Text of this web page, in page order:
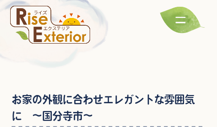
お家の外観に合わせエレガントな雰囲気
に ～国分寺市～